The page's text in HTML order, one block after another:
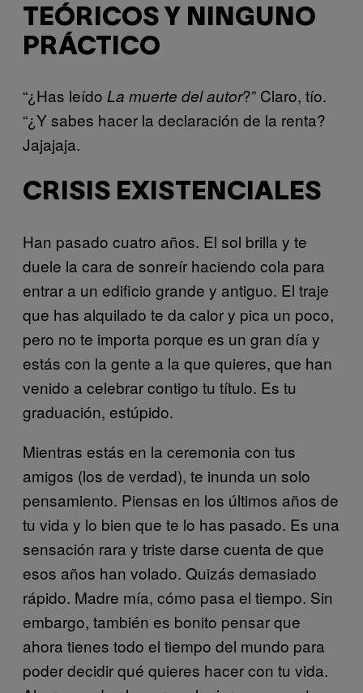
TEÓRICOS Y NINGUNO
PRÁCTICO
“¿Has leído La muerte del autor?” Claro, tío.
“¿Y sabes hacer la declaración de la renta?
Jajajaja.
CRISIS EXISTENCIALES
Han pasado cuatro años. El sol brilla y te
duele la cara de sonreír haciendo cola para
entrar a un edificio grande y antiguo. El traje
que has alquilado te da calor y pica un poco,
pero no te importa porque es un gran día y
estás con la gente a la que quieres, que han
venido a celebrar contigo tu título. Es tu
graduación, estúpido.
Mientras estás en la ceremonia con tus
amigos (los de verdad), te inunda un solo
pensamiento. Piensas en los últimos años de
tu vida y lo bien que te lo has pasado. Es una
sensación rara y triste darse cuenta de que
esos años han volado. Quizás demasiado
rápido. Madre mía, cómo pasa el tiempo. Sin
embargo, también es bonito pensar que
ahora tienes todo el tiempo del mundo para
poder decidir qué quieres hacer con tu vida.